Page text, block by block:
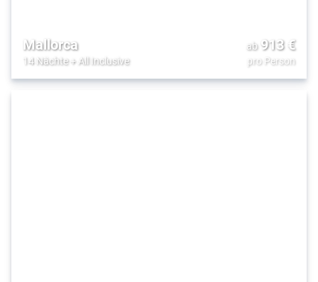
Mallorca
14 Nächte+ All Inclusive
ab 913€
pro Person